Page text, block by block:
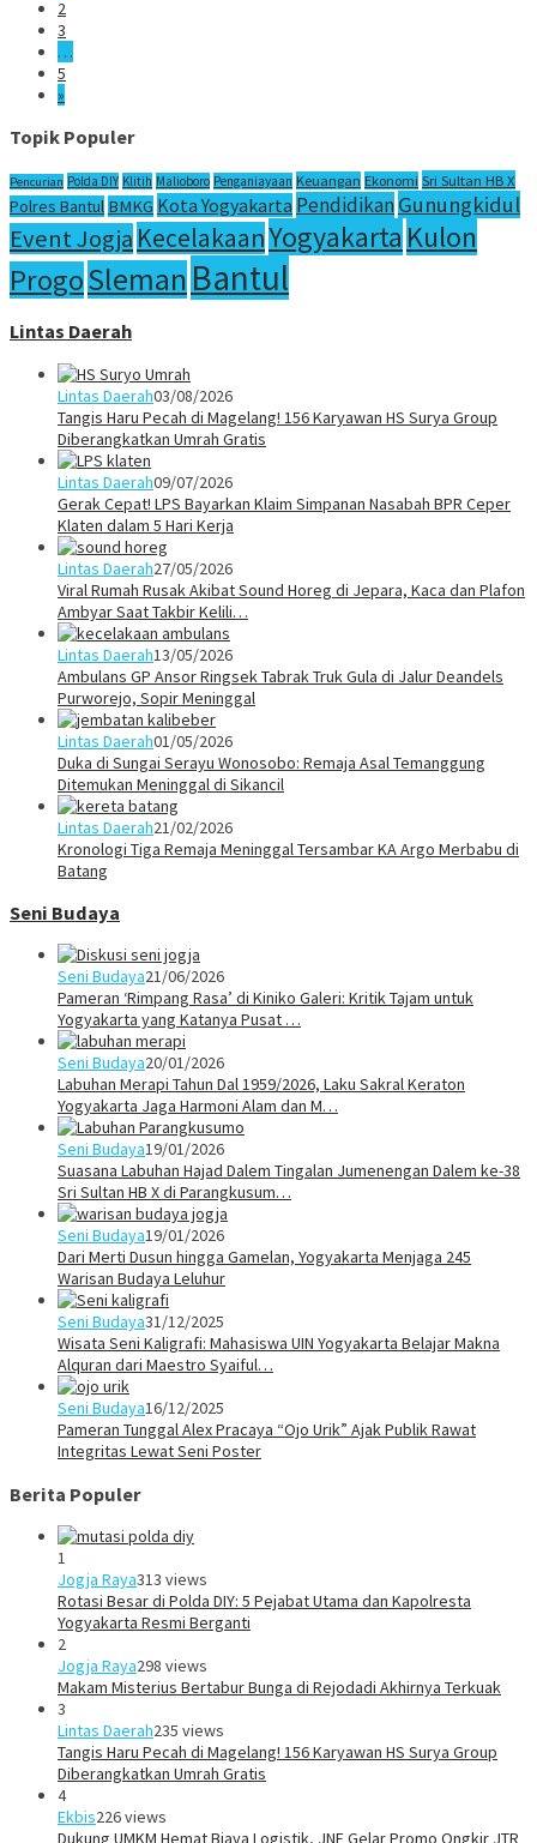
2
3
…
5
»
Topik Populer
Pencurian Polda DIY Klitih Malioboro Penganiayaan Keuangan Ekonomi Sri Sultan HB X
Polres Bantul BMKG Kota Yogyakarta PendidikanGunungkidul
Event Jogja KecelakaanYogyakarta Kulon
ProgoSleman Bantul
Lintas Daerah
Lintas Daerah03/08/2026
Tangis Haru Pecah di Magelang! 156 Karyawan HS Surya Group
Diberangkatkan Umrah Gratis
Lintas Daerah09/07/2026
Gerak Cepat! LPS Bayarkan Klaim Simpanan Nasabah BPR Ceper
Klaten dalam 5 Hari Kerja
Lintas Daerah27/05/2026
Viral Rumah Rusak Akibat Sound Horeg di Jepara, Kaca dan Plafon
Ambyar Saat Takbir Kelili…
Lintas Daerah13/05/2026
Ambulans GP Ansor Ringsek Tabrak Truk Gula di Jalur Deandels
Purworejo, Sopir Meninggal
Lintas Daerah01/05/2026
Duka di Sungai Serayu Wonosobo: Remaja Asal Temanggung
Ditemukan Meninggal di Sikancil
Lintas Daerah21/02/2026
Kronologi Tiga Remaja Meninggal Tersambar KA Argo Merbabu di
Batang
Seni Budaya
Seni Budaya21/06/2026
Pameran ‘Rimpang Rasa’ di Kiniko Galeri: Kritik Tajam untuk
Yogyakarta yang Katanya Pusat …
Seni Budaya20/01/2026
Labuhan Merapi Tahun Dal 1959/2026, Laku Sakral Keraton
Yogyakarta Jaga Harmoni Alam dan M…
Seni Budaya19/01/2026
Suasana Labuhan Hajad Dalem Tingalan Jumenengan Dalem ke-38
Sri Sultan HB X di Parangkusum…
Seni Budaya19/01/2026
Dari Merti Dusun hingga Gamelan, Yogyakarta Menjaga 245
Warisan Budaya Leluhur
Seni Budaya31/12/2025
Wisata Seni Kaligrafi: Mahasiswa UIN Yogyakarta Belajar Makna
Alquran dari Maestro Syaiful…
Seni Budaya16/12/2025
Pameran Tunggal Alex Pracaya “Ojo Urik” Ajak Publik Rawat
Integritas Lewat Seni Poster
Berita Populer
1
Jogja Raya313 views
Rotasi Besar di Polda DIY: 5 Pejabat Utama dan Kapolresta
Yogyakarta Resmi Berganti
2
Jogja Raya298 views
Makam Misterius Bertabur Bunga di Rejodadi Akhirnya Terkuak
3
Lintas Daerah235 views
Tangis Haru Pecah di Magelang! 156 Karyawan HS Surya Group
Diberangkatkan Umrah Gratis
4
Ekbis226 views
Dukung UMKM Hemat Biaya Logistik, JNE Gelar Promo Ongkir JTR